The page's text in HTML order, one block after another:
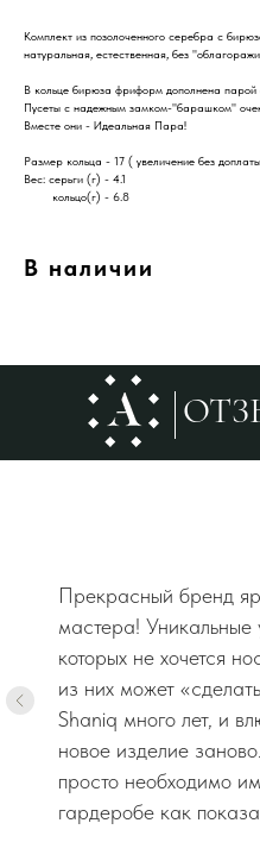
Комплект из позолоченного серебра с
натуральная, естественная, без
В кольце бирюза фриформ дополнена парой
Пусеты с надежным замком-"барашком"
Вместе они - Идеальная Пара!
Размер кольца - 17 ( увеличение без
Вес: серьги (г) - 4.1
кольцо(г) - 6.8
В наличии
Прекрасный бренд
мастера! Уникальные
которых не хочется
из них может
Shaniq много лет, и
новое изделие
просто необходимо
гардеробе как